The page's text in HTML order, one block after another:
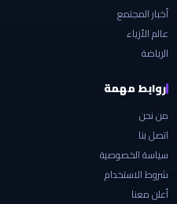
أخبار المجتمع
عالم الأزياء
الرياضة
روابط مهمة
من نحن
اتصل بنا
سياسة الخصوصية
شروط الاستخدام
أعلن معنا